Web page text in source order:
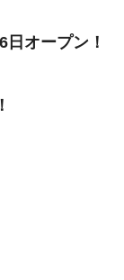
オープン！